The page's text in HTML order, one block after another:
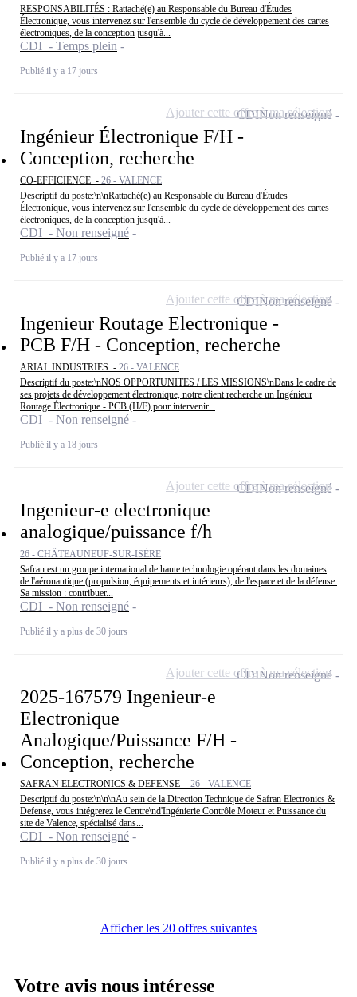
RESPONSABILITÉS : Rattaché(e) au Responsable du Bureau d'Études
Électronique, vous intervenez sur l'ensemble du cycle de développement des cartes
électroniques, de la conception jusqu'à...
CDI - Temps plein
Publié il y a 17 jours
Ingénieur Électronique F/H -
Conception, recherche
CO-EFFICIENCE - 26 - VALENCE
Descriptif du poste:\n\nRattaché(e) au Responsable du Bureau d'Études
Électronique, vous intervenez sur l'ensemble du cycle de développement des cartes
électroniques, de la conception jusqu'à...
CDI - Non renseigné
Publié il y a 17 jours
CDINon renseigné
Ajouter cette offre à ma sélection
Ingenieur Routage Electronique -
PCB F/H - Conception, recherche
ARIAL INDUSTRIES - 26 - VALENCE
Descriptif du poste:\nNOS OPPORTUNITES / LES MISSIONS\nDans le cadre de
ses projets de développement électronique, notre client recherche un Ingénieur
Routage Électronique - PCB (H/F) pour intervenir...
CDI - Non renseigné
Publié il y a 18 jours
CDINon renseigné
Ajouter cette offre à ma sélection
Ingenieur-e electronique
analogique/puissance f/h
26 - CHÂTEAUNEUF-SUR-ISÈRE
Safran est un groupe international de haute technologie opérant dans les domaines
de l'aéronautique (propulsion, équipements et intérieurs), de l'espace et de la défense.
Sa mission : contribuer...
CDI - Non renseigné
Publié il y a plus de 30 jours
CDINon renseigné
Ajouter cette offre à ma sélection
2025-167579 Ingenieur-e
Electronique
Analogique/Puissance F/H -
Conception, recherche
SAFRAN ELECTRONICS & DEFENSE - 26 - VALENCE
Descriptif du poste:\n\n\nAu sein de la Direction Technique de Safran Electronics &
Defense, vous intégrerez le Centre\nd'Ingénierie Contrôle Moteur et Puissance du
site de Valence, spécialisé dans...
CDI - Non renseigné
Publié il y a plus de 30 jours
CDINon renseigné
Ajouter cette offre à ma sélection
Afficher les 20 offres suivantes
Votre avis nous intéresse